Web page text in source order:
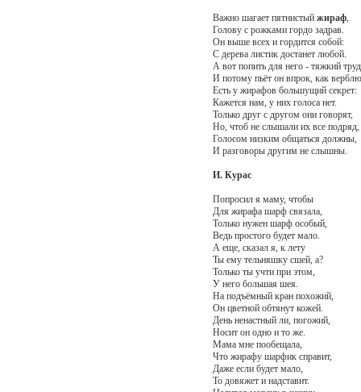
Важно шагает пятнистый жираф,
Голову с рожками гордо задрав.
Он выше всех и гордится собой:
С дерева листик достанет любой.
А вот попить для него - тяжкий
И потому пьёт он впрок, как
Есть у жирафов большущий секрет:
Кажется нам, у них голоса нет.
Только друг с другом они говорят,
Но, чтоб не слышали их все подряд,
Голосом низким общаться должны,
И разговоры другим не слышны.
И. Курас
Попросил я маму, чтобы
Для жирафа шарф связала,
Только нужен шарф особый,
Ведь простого будет мало.
А еще, сказал я, к лету
Ты ему тельняшку сшей, а?
Только ты учти при этом,
У него большая шея.
На подъёмный кран похожий,
Он цветной обтянут кожей.
День ненастный ли, погожий,
Носит он одно и то же.
Мама мне пообещала,
Что жирафу шарфик справит,
Даже если будет мало,
То довяжет и надставит.